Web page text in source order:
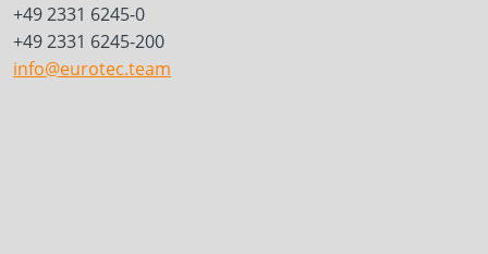
+49 2331 6245-0
+49 2331 6245-200
info@eurotec.team